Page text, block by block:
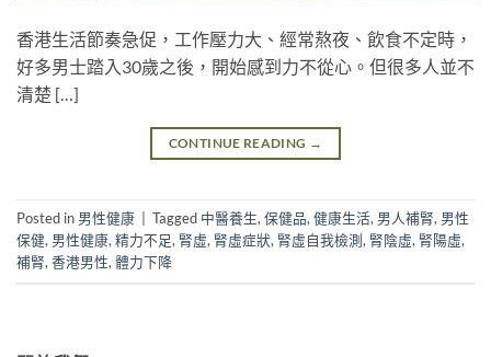
香港生活節奏急促，工作壓力大、經常熬夜、飲食不定時，
好多男士踏入30歲之後，開始感到力不從心。但很多人並不
清楚 […]
CONTINUE READING →
Posted in 男性健康 Tagged 中醫養生,保健品,健康生活, 男人補腎, 男性
保健, 男性健康,精力不足, 腎虛, 腎虛症狀, 腎虛自我檢測, 腎陰虛, 腎陽虛,
補腎,香港男性,體力下降